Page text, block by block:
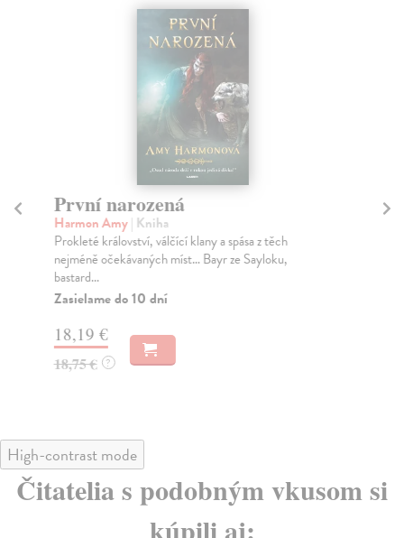
První narozená
Harmon Amy| Kniha
Prokleté království, válčící klany a spása z těch
nejméně očekávaných míst… Bayr ze Sayloku,
bastard...
Zasielame do 10 dní
18,19 €
18,75 € ?
High-contrast mode
Čitatelia s podobným vkusom si
kúpili aj: